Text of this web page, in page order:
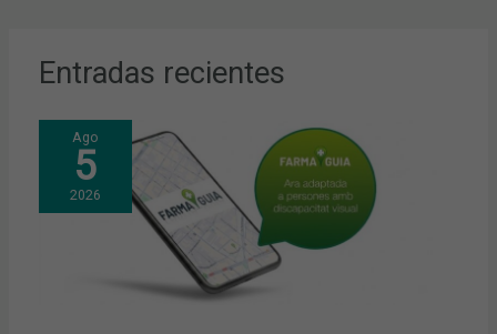
Entradas recientes
Ago
5
2026